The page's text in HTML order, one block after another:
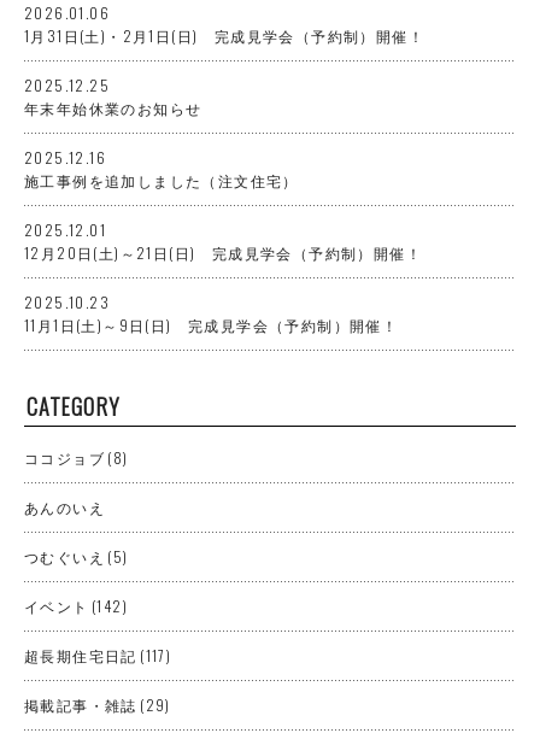
2026.01.06
1月31日(土)・2月1日(日) 完成見学会（予約制）開催！
2025.12.25
年末年始休業のお知らせ
2025.12.16
施工事例を追加しました（注文住宅）
2025.12.01
12月20日(土)～21日(日) 完成見学会（予約制）開催！
2025.10.23
11月1日(土)～9日(日) 完成見学会（予約制）開催！
CATEGORY
ココジョブ (8)
あんのいえ
つむぐいえ (5)
イベント (142)
超長期住宅日記 (117)
掲載記事・雑誌 (29)